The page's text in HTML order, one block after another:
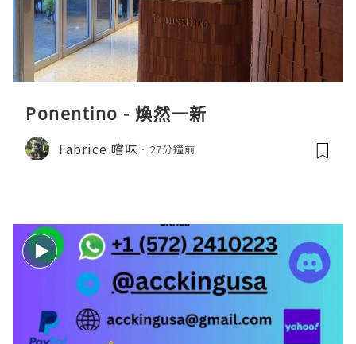
Ponentino - 煥然一新
Fabrice 嚐味 27分鐘前